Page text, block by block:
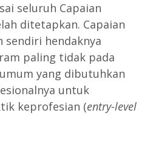
seluruh Capaian
ditetapkan. Capaian
sendiri hendaknya
paling tidak pada
yang dibutuhkan
untuk
keprofesian (entry-level